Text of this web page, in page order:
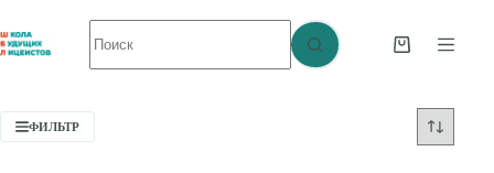
к
сути
не
найдено
Корзина
ФИЛЬТР